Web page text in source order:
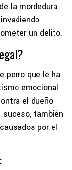
la mordedura
un delito.
perro que le ha
emocional
el dueño
suceso, también
por el